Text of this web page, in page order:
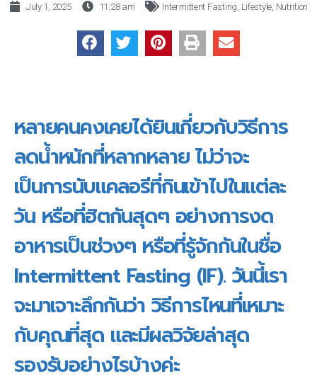
July 1, 2025 11:28 am Intermittent Fasting Lifestyle Nutrition
หลายคนคงเคยได้ยินเกี่ยวกับวิธีการ
ลดน้ำหนักที่หลากหลาย ไม่ว่าจะ
เป็นการนับแคลอรีที่กินเข้าไปในแต่ละ
วัน หรือที่ฮิตกันสุดๆ อย่างการงด
อาหารเป็นช่วงๆ หรือที่รู้จักกันในชื่อ
Intermittent Fasting (IF). วันนี้เรา
จะมาเจาะลึกกันว่า วิธีการไหนที่เหมาะ
กับคุณที่สุด และมีผลวิจัยล่าสุด
รองรับอย่างไรบ้างค่ะ